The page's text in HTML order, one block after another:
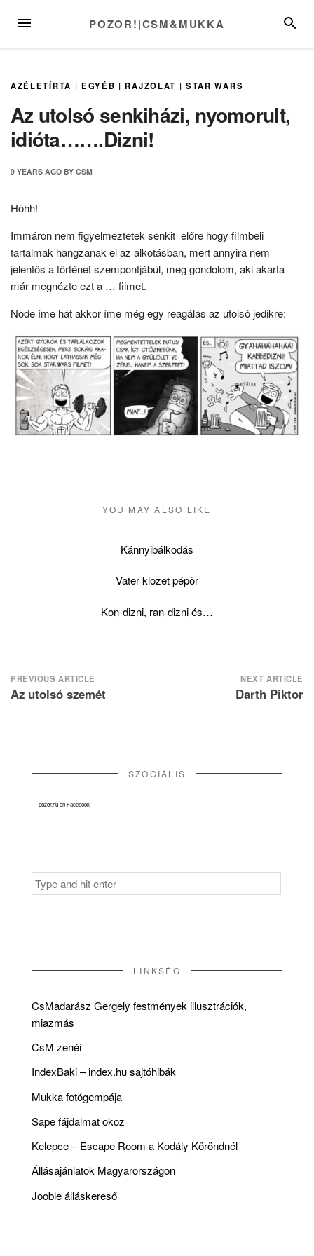
MENU POZOR!|CSM&MUKKA
AZÉLETÍRTA | EGYÉB |RAJZOLAT | STAR WARS
Az utolsó senkiházi, nyomorult,
idióta…….Dizni!
9 YEARS AGO BY CSM
Höhh!
Immáron nem figyelmeztetek senkit előre hogy filmbeli
tartalmak hangzanak el az alkotásban, mert annyira nem
jelentős a történet szempontjábúl, meg gondolom, aki akarta
már megnézte ezt a … filmet.
Node íme hát akkor íme még egy reagálás az utolsó jedikre:
YOU MAY ALSO LIKE
Kánnyibálkodás
Vater klozet pépör
Kon-dizni, ran-dizni és…
Post
navigation
PREVIOUS ARTICLE
Az utolsó szemét
NEXT ARTICLE
Darth Piktor
SZOCIÁLIS
pozor.huon Facebook
Search
for:
LINKSÉG
CsMadarász Gergely festmények illusztrációk,
miazmás
CsM zenéi
IndexBaki – index.hu sajtóhibák
Mukka fotógempája
Sape fájdalmat okoz
Kelepce – Escape Room a Kodály Köröndnél
Állásajánlatok Magyarországon
Jooble álláskereső